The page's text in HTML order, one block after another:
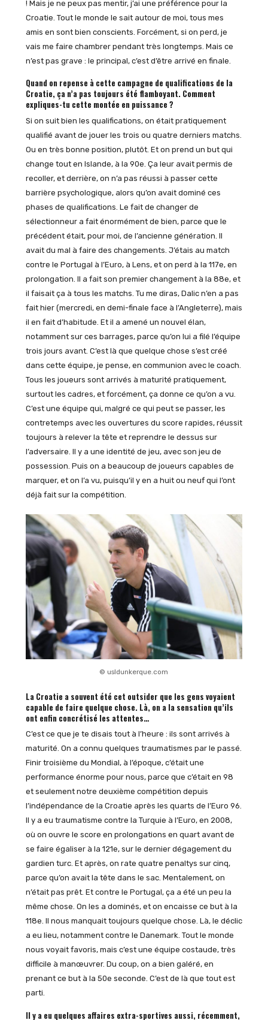
! Mais je ne peux pas mentir, j’ai une préférence pour la
Croatie. Tout le monde le sait autour de moi, tous mes
amis en sont bien conscients. Forcément, si on perd, je
vais me faire chambrer pendant très longtemps. Mais ce
n’est pas grave : le principal, c’est d’être arrivé en finale.
Quand on repense à cette campagne de qualifications de la
Croatie, ça n’a pas toujours été flamboyant. Comment
expliques-tu cette montée en puissance ?
Si on suit bien les qualifications, on était pratiquement
qualifié avant de jouer les trois ou quatre derniers matchs.
Ou en très bonne position, plutôt. Et on prend un but qui
change tout en Islande, à la 90e. Ça leur avait permis de
recoller, et derrière, on n’a pas réussi à passer cette
barrière psychologique, alors qu’on avait dominé ces
phases de qualifications. Le fait de changer de
sélectionneur a fait énormément de bien, parce que le
précédent était, pour moi, de l’ancienne génération. Il
avait du mal à faire des changements. J’étais au match
contre le Portugal à l’Euro, à Lens, et on perd à la 117e, en
prolongation. Il a fait son premier changement à la 88e, et
il faisait ça à tous les matchs. Tu me diras, Dalic n’en a pas
fait hier (mercredi, en demi-finale face à l’Angleterre), mais
il en fait d’habitude. Et il a amené un nouvel élan,
notamment sur ces barrages, parce qu’on lui a filé l’équipe
trois jours avant. C’est là que quelque chose s’est créé
dans cette équipe, je pense, en communion avec le coach.
Tous les joueurs sont arrivés à maturité pratiquement,
surtout les cadres, et forcément, ça donne ce qu’on a vu.
C’est une équipe qui, malgré ce qui peut se passer, les
contretemps avec les ouvertures du score rapides, réussit
toujours à relever la tête et reprendre le dessus sur
l’adversaire. Il y a une identité de jeu, avec son jeu de
possession. Puis on a beaucoup de joueurs capables de
marquer, et on l’a vu, puisqu’il y en a huit ou neuf qui l’ont
déjà fait sur la compétition.
© usldunkerque.com
La Croatie a souvent été cet outsider que les gens voyaient
capable de faire quelque chose. Là, on a la sensation qu’ils
ont enfin concrétisé les attentes…
C’est ce que je te disais tout à l’heure : ils sont arrivés à
maturité. On a connu quelques traumatismes par le passé.
Finir troisième du Mondial, à l’époque, c’était une
performance énorme pour nous, parce que c’était en 98
et seulement notre deuxième compétition depuis
l’indépendance de la Croatie après les quarts de l’Euro 96.
Il y a eu traumatisme contre la Turquie à l’Euro, en 2008,
où on ouvre le score en prolongations en quart avant de
se faire égaliser à la 121e, sur le dernier dégagement du
gardien turc. Et après, on rate quatre penaltys sur cinq,
parce qu’on avait la tête dans le sac. Mentalement, on
n’était pas prêt. Et contre le Portugal, ça a été un peu la
même chose. On les a dominés, et on encaisse ce but à la
118e. Il nous manquait toujours quelque chose. Là, le déclic
a eu lieu, notamment contre le Danemark. Tout le monde
nous voyait favoris, mais c’est une équipe costaude, très
difficile à manœuvrer. Du coup, on a bien galéré, en
prenant ce but à la 50e seconde. C’est de là que tout est
parti.
Il y a eu quelques affaires extra-sportives aussi, récemment,